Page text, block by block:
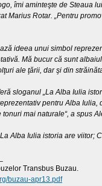
îmi aminteşte de Steaua
Marius Rotar. „Pentru
ideea unui simbol
Mă bucur că sunt
ale ţării, dar şi din
sloganul „La Alba Iulia
pentru Alba
tonuri mai naturale“, a spus
Alba Iulia istoria are viitor;
Transbus Buzau.
buzau-apr13.pdf